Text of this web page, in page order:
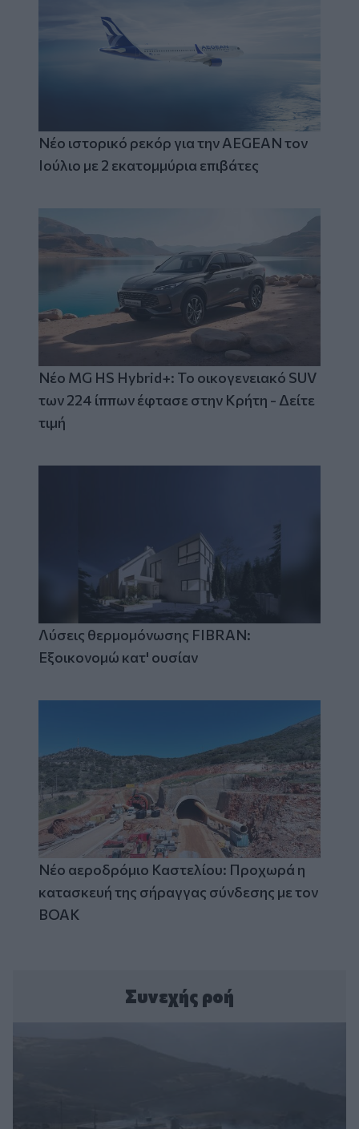
Νέο ιστορικό ρεκόρ για την AEGEAN τον
Ιούλιο με 2 εκατομμύρια επιβάτες
Νέο MG HS Hybrid+: Το οικογενειακό SUV
των 224 ίππων έφτασε στην Κρήτη - Δείτε
τιμή
Λύσεις θερμομόνωσης FIBRAN:
Εξοικονομώ κατ' ουσίαν
Νέο αεροδρόμιο Καστελίου: Προχωρά η
κατασκευή της σήραγγας σύνδεσης με τον
ΒΟΑΚ
Συνεχής ροή